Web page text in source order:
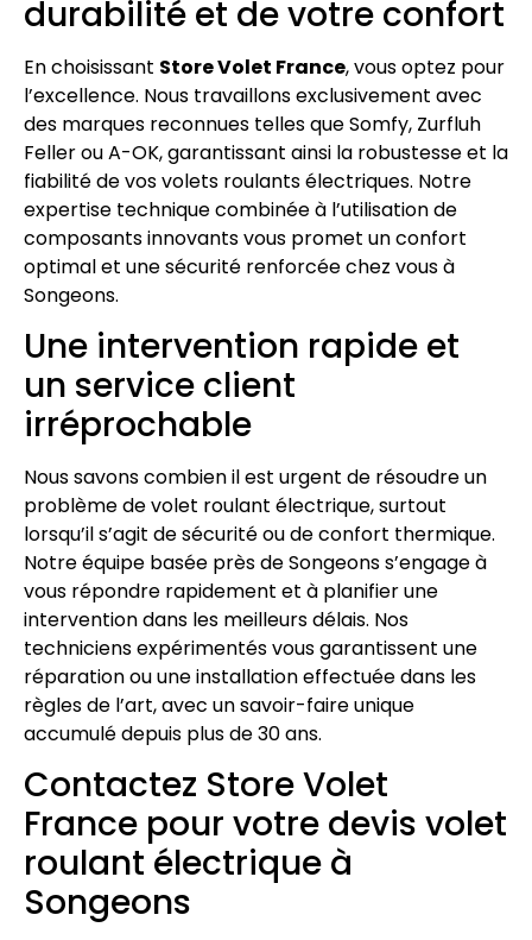
durabilité et de votre confort
En choisissant Store Volet France, vous optez pour
l’excellence. Nous travaillons exclusivement avec
des marques reconnues telles que Somfy, Zurfluh
Feller ou A-OK, garantissant ainsi la robustesse et la
fiabilité de vos volets roulants électriques. Notre
expertise technique combinée à l’utilisation de
composants innovants vous promet un confort
optimal et une sécurité renforcée chez vous à
Songeons.
Une intervention rapide et
un service client
irréprochable
Nous savons combien il est urgent de résoudre un
problème de volet roulant électrique, surtout
lorsqu’il s’agit de sécurité ou de confort thermique.
Notre équipe basée près de Songeons s’engage à
vous répondre rapidement et à planifier une
intervention dans les meilleurs délais. Nos
techniciens expérimentés vous garantissent une
réparation ou une installation effectuée dans les
règles de l’art, avec un savoir-faire unique
accumulé depuis plus de 30 ans.
Contactez Store Volet
France pour votre devis volet
roulant électrique à
Songeons